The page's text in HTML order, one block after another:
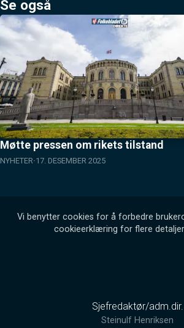
Se også
Møtte pressen om rikets tilstand
NYHETER 17. DESEMBER 2025
Vi benytter cookies for å forbedre
cookieerklæring for flere
Sjefredaktør/adm.dir.
Steinulf Henriksen